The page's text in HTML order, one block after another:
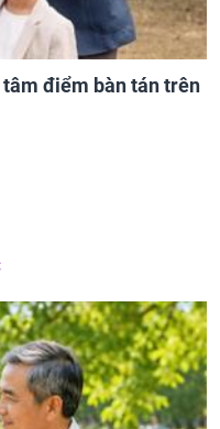
điểm bàn tán trên